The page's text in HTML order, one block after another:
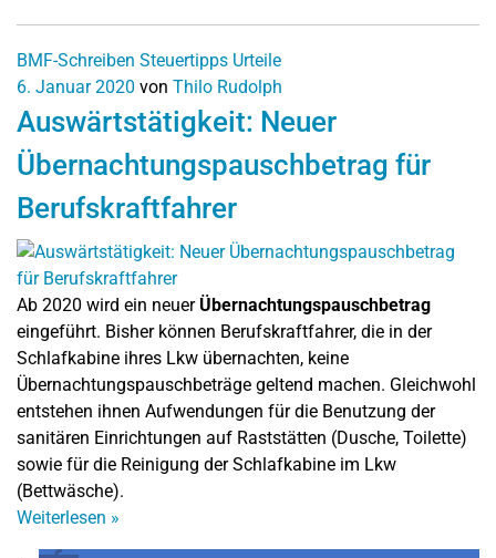
BMF-Schreiben Steuertipps Urteile
6. Januar 2020 von Thilo Rudolph
Auswärtstätigkeit: Neuer
Übernachtungspauschbetrag für
Berufskraftfahrer
Ab 2020 wird ein neuer Übernachtungspauschbetrag
eingeführt. Bisher können Berufskraftfahrer, die in der
Schlafkabine ihres Lkw übernachten, keine
Übernachtungspauschbeträge geltend machen. Gleichwohl
entstehen ihnen Aufwendungen für die Benutzung der
sanitären Einrichtungen auf Raststätten (Dusche, Toilette)
sowie für die Reinigung der Schlafkabine im Lkw
(Bettwäsche).
Weiterlesen »